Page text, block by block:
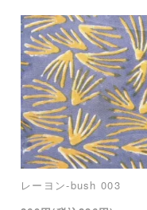
レーヨン-bush 003